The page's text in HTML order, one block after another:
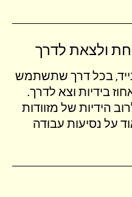
ולצאת לדרך
בכל דרך שתשתמש
בידיות וצא לדרך.
הידיות של מזוודות
על נסיעות עבודה